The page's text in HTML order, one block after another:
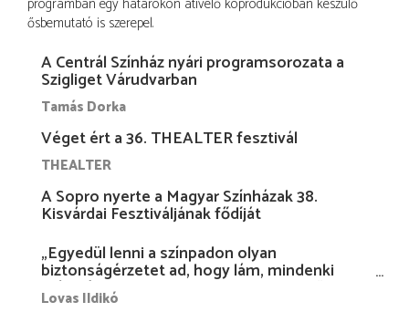
ősbemutató is szerepel.
A Centrál Színház nyári programsorozata a
Szigliget Várudvarban
Tamás Dorka
Véget ért a 36. THEALTER fesztivál
THEALTER
A Sopro nyerte a Magyar Színházak 38.
Kisvárdai Fesztiváljának fődíját
„Egyedül lenni a színpadon olyan
biztonságérzetet ad, hogy lám, mindenki
más nélkül is megvagyok magammal…”
Lovas Ildikó